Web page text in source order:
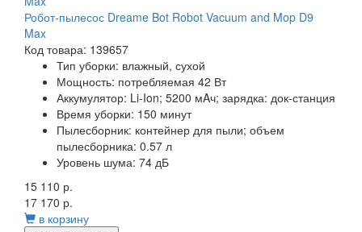
Робот-пылесос Dreame Bot Robot Vacuum and Mop D9
Max
Код товара: 139657
Тип уборки: влажный, сухой
Мощность: потребляемая 42 Вт
Аккумулятор: Li-Ion; 5200 мAч; зарядка: док-станция
Время уборки: 150 минут
Пылесборник: контейнер для пыли; объем
пылесборника: 0.57 л
Уровень шума: 74 дБ
15 110 р.
17 170 р.
в корзину